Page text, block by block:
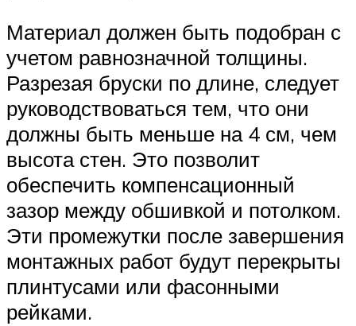
Материал должен быть подобран с
учетом равнозначной толщины.
Разрезая бруски по длине, следует
руководствоваться тем, что они
должны быть меньше на 4 см, чем
высота стен. Это позволит
обеспечить компенсационный
зазор между обшивкой и потолком.
Эти промежутки после завершения
монтажных работ будут перекрыты
плинтусами или фасонными
рейками.